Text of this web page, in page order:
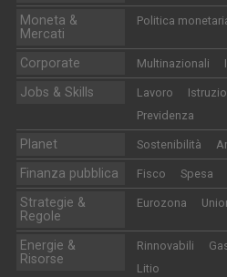
Moneta &
Mercati
Politica
Corporate Multinazionali
Jobs & Skills Lavoro
Previdenza
Planet Sostenibilità
Finanza pubblica Fisco Spesa
Strategie &
Regole
Eurozona
Energie &
Risorse
Rinnovabili
Litio